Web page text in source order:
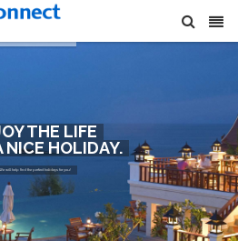
THE LIFE
NICE HOLIDAY.
We will help find the perfect holidays for you!